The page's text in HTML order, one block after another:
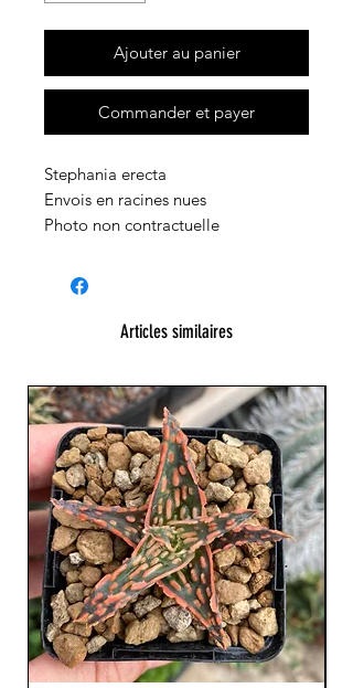
Ajouter au panier
Commander et payer
Stephania erecta
Envois en racines nues
Photo non contractuelle
Articles similaires